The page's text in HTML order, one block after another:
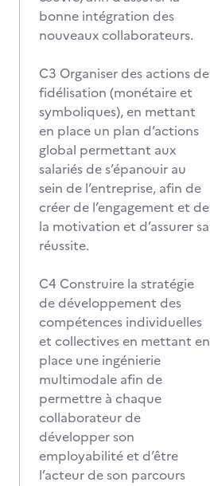
bonne intégration des
nouveaux collaborateurs.
C3 Organiser des actions de
fidélisation (monétaire et
symboliques), en mettant
en place un plan d’actions
global permettant aux
salariés de s’épanouir au
sein de l’entreprise, afin de
créer de l’engagement et de
la motivation et d’assurer sa
réussite.
C4 Construire la stratégie
de développement des
compétences individuelles
et collectives en mettant en
place une ingénierie
multimodale afin de
permettre à chaque
collaborateur de
développer son
employabilité et d’être
l’acteur de son parcours